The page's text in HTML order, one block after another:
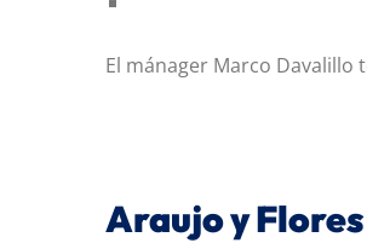
El mánager Marco Davalillo
Araujo y